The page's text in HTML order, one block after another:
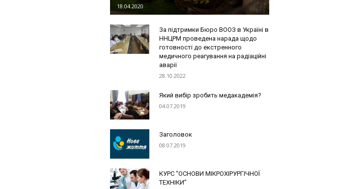
18.04.2020
За підтримки Бюро ВООЗ в Україні в
ННЦРМ проведена нарада щодо
готовності до екстренного
медичного реагування на радіаційні
аварії
28.10.2022
Який вибір зробить медакадемія?
04.07.2019
Заголовок
08.07.2019
КУРС “ОСНОВИ МІКРОХІРУРГІЧНОЇ
ТЕХНІКИ”